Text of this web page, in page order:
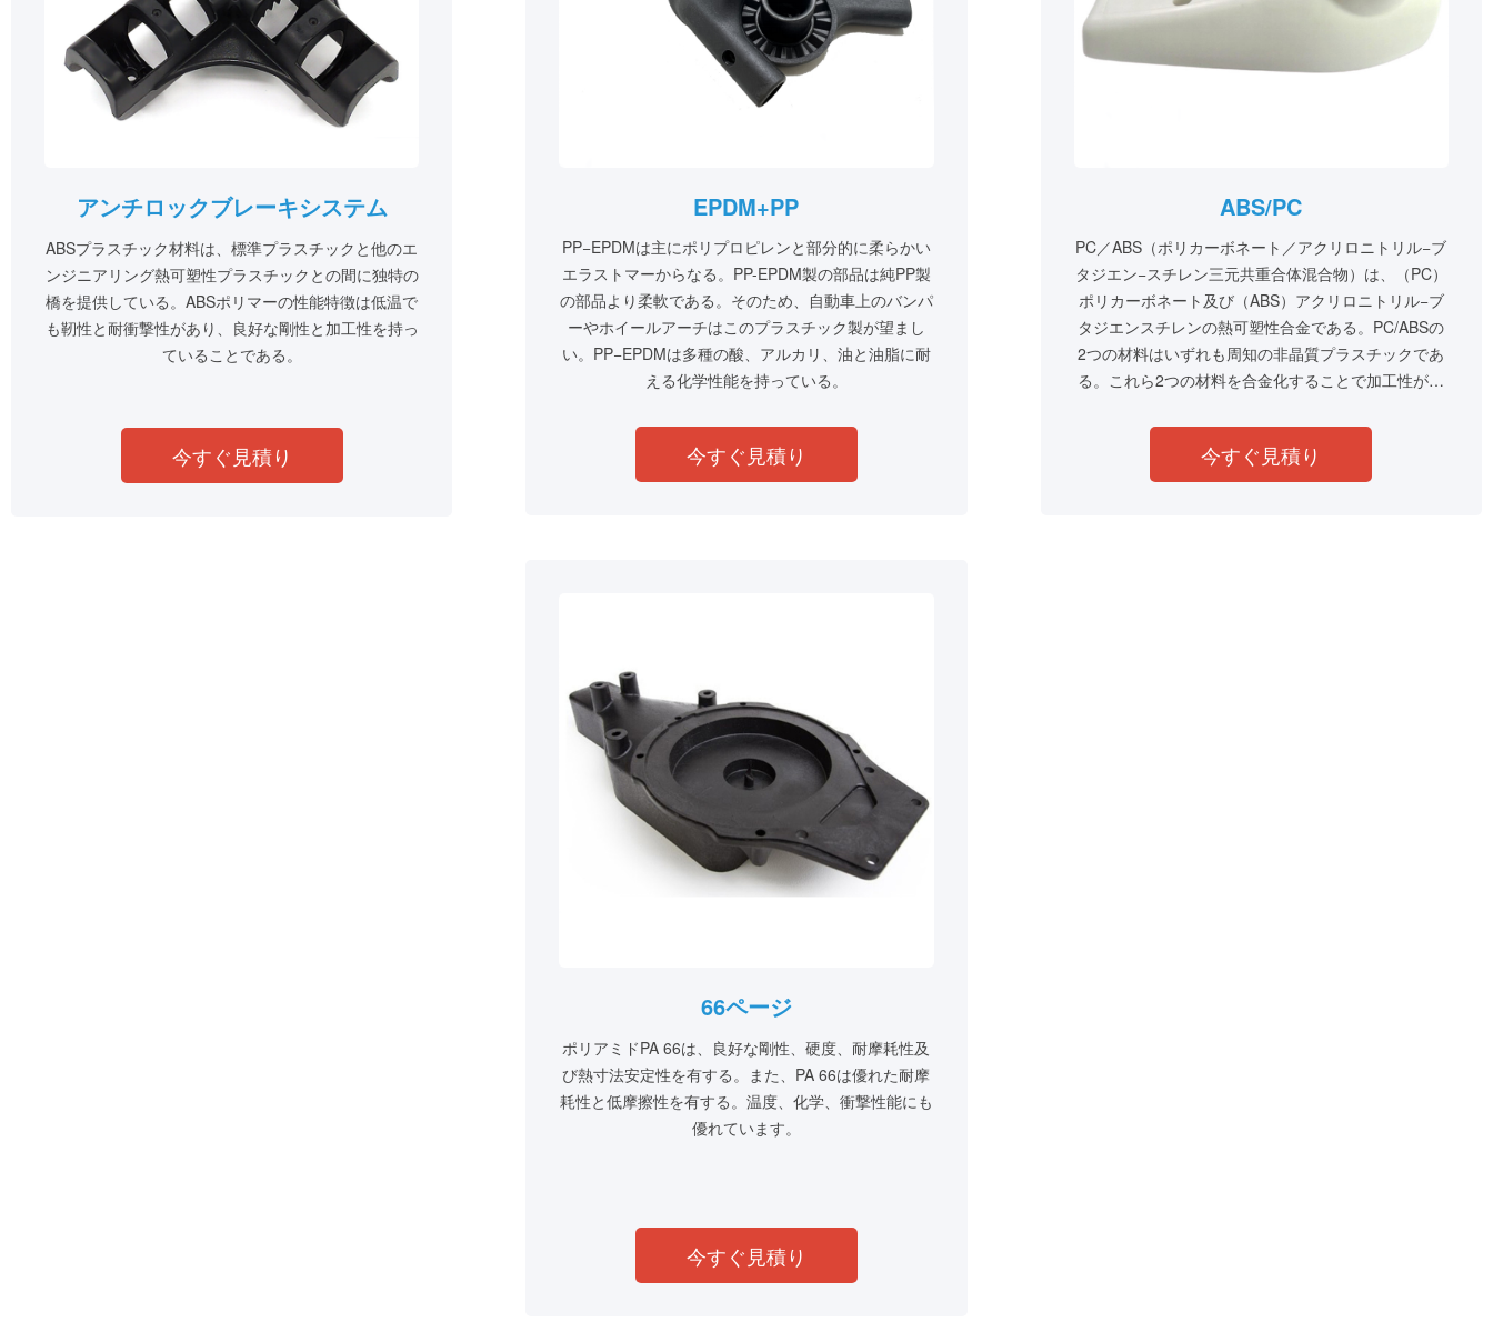
アンチロックブレーキシステム
ABSプラスチック材料は、標準プラスチックと他のエ
ンジニアリング熱可塑性プラスチックとの間に独特の
橋を提供している。ABSポリマーの性能特徴は低温で
も靭性と耐衝撃性があり、良好な剛性と加工性を持っ
ていることである。
今すぐ見積り
EPDM+PP
PP−EPDMは主にポリプロピレンと部分的に柔らかい
エラストマーからなる。PP-EPDM製の部品は純PP製
の部品より柔軟である。そのため、自動車上のバンパ
ーやホイールアーチはこのプラスチック製が望まし
い。PP−EPDMは多種の酸、アルカリ、油と油脂に耐
える化学性能を持っている。
今すぐ見積り
ABS/PC
PC／ABS（ポリカーボネート／アクリロニトリル−ブ
タジエン−スチレン三元共重合体混合物）は、（PC）
ポリカーボネート及び（ABS）アクリロニトリル−ブ
タジエンスチレンの熱可塑性合金である。PC/ABSの
2つの材料はいずれも周知の非晶質プラスチックであ
る。これら2つの材料を合金化することで加工性が向
今すぐ見積り
66ページ
ポリアミドPA 66は、良好な剛性、硬度、耐摩耗性及
び熱寸法安定性を有する。また、PA 66は優れた耐摩
耗性と低摩擦性を有する。温度、化学、衝撃性能にも
優れています。
今すぐ見積り